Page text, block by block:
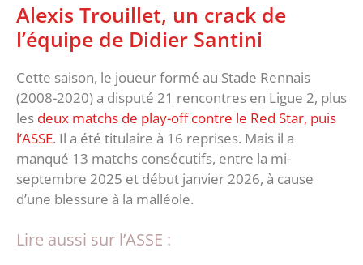
Alexis Trouillet, un crack de
l’équipe de Didier Santini
Cette saison, le joueur formé au Stade Rennais
(2008-2020) a disputé 21 rencontres en Ligue 2, plus
les deux matchs de play-off contre le Red Star, puis
l’ASSE. Il a été titulaire à 16 reprises. Mais il a
manqué 13 matchs consécutifs, entre la mi-
septembre 2025 et début janvier 2026, à cause
d’une blessure à la malléole.
Lire aussi sur l’ASSE :